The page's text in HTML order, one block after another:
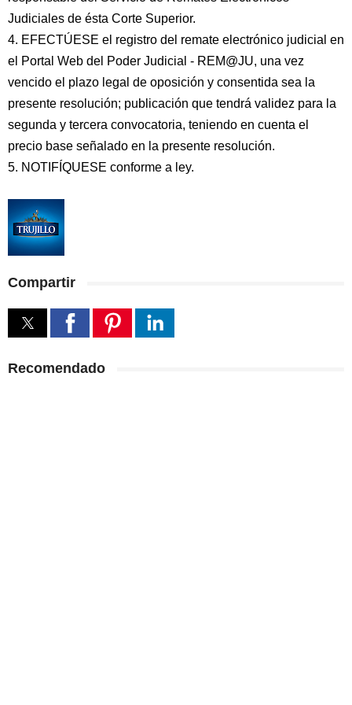
Judiciales de ésta Corte Superior.
4. EFECTÚESE el registro del remate electrónico judicial en
el Portal Web del Poder Judicial - REM@JU, una vez
vencido el plazo legal de oposición y consentida sea la
presente resolución; publicación que tendrá validez para la
segunda y tercera convocatoria, teniendo en cuenta el
precio base señalado en la presente resolución.
5. NOTIFÍQUESE conforme a ley.
Compartir
Recomendado